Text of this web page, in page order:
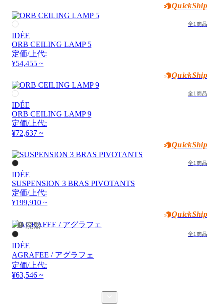
QuickShip
全1商品
IDÉE
ORB CEILING LAMP 5
定価/上代:
¥54,455 ~
QuickShip
全1商品
IDÉE
ORB CEILING LAMP 9
定価/上代:
¥72,637 ~
QuickShip
全1商品
IDÉE
SUSPENSION 3 BRAS PIVOTANTS
定価/上代:
¥199,910 ~
QuickShip
廃盤
全1商品
IDÉE
AGRAFEE / アグラフェ
定価/上代:
¥63,546 ~